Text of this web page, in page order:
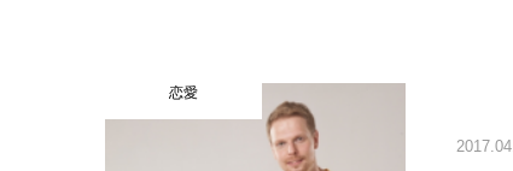
恋愛